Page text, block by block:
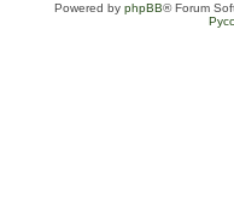
Powered by phpBB® Forum